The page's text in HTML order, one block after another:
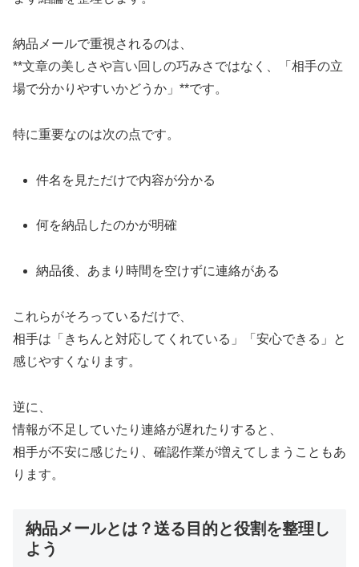
納品メールで重視されるのは、
**文章の美しさや言い回しの巧みさではなく、「相手の立
場で分かりやすいかどうか」**です。
特に重要なのは次の点です。
件名を見ただけで内容が分かる
何を納品したのかが明確
納品後、あまり時間を空けずに連絡がある
これらがそろっているだけで、
相手は「きちんと対応してくれている」「安心できる」と
感じやすくなります。
逆に、
情報が不足していたり連絡が遅れたりすると、
相手が不安に感じたり、確認作業が増えてしまうこともあ
ります。
納品メールとは？送る目的と役割を整理し
よう